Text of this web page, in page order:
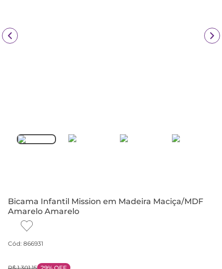
Bicama Infantil Mission em Madeira Maciça/MDF
Amarelo Amarelo
Cód: 866931